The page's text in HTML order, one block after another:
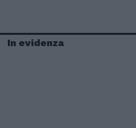
In evidenza